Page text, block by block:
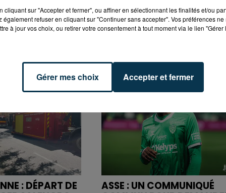
: DÉPART DE
ASSE : UN COMMUNIQUÉ
cliquant sur "Accepter et fermer", ou affiner en sélectionnant les finalités et/ou
également refuser en cliquant sur "Continuer sans accepter". Vos préférences
à jour vos choix, ou retirer votre consentement à tout moment via le lien
Gérer mes choix Accepter et fermer